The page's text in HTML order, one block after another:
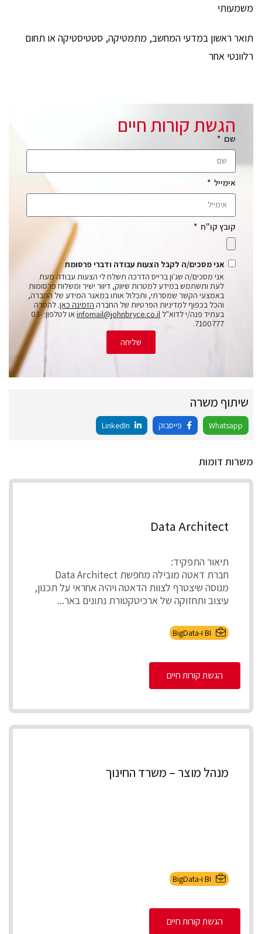
משמעותי
תואר ראשון במדעי המחשב, מתמטיקה, סטטיסטיקה או תחום
רלוונטי אחר
הגשת קורות חיים
שם
אימייל
קובץ קו"ח
אני מסכים/ה לקבל הצעות עבודה ודברי פרסומת
אני מסכים/ה שג'ון ברייס הדרכה תשלח לי הצעות עבודה מעת
לעת ותשתמש במידע למטרות שיווק, דיוור ישיר ומשלוח פרסומות
באמצעי הקשר שמסרתי, ותכלול אותו במאגר המידע של החברה,
והכל בכפוף למדיניות הפרטיות של החברה הזמינה כאן. להסרה
בעתיד פנה/י לדוא"ל infomail@johnbryce.co.il
או לטלפון: 03-
7100777.
שליחה
שיתוף משרה
Whatsapp פייסבוק
משרות דומות
Data Architect
תיאור התפקיד:
חברת דאטה מובילה מחפשת Data Architect
מנוסה שיצטרף לצוות הדאטה ויהיה אחראי על תכנון,
עיצוב ותחזוקה של ארכיטקטורת נתונים באר...
BI ו-BigData
הגשת קורות חיים
מנהל מוצר – משרד החינוך
BI ו-BigData
הגשת קורות חיים